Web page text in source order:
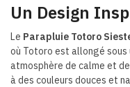
Un Design
Le Parapluie Totoro
où Totoro est allongé sous
atmosphère de calme et
à des couleurs douces et